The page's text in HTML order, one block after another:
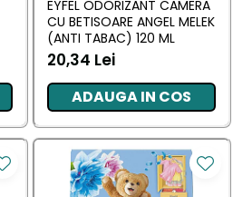
EYFEL ODORIZANT CAMERA
CU BETISOARE ANGEL MELEK
(ANTI TABAC) 120 ML
20,34 Lei
ADAUGA IN COS